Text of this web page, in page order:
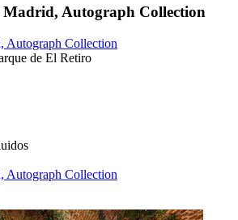
Autograph Collection
Autograph Collection
de El Retiro
Autograph Collection